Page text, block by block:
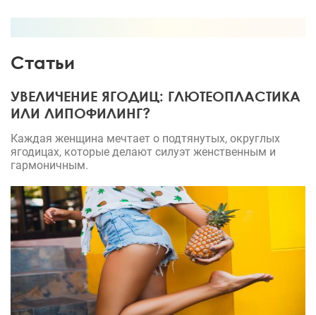
Статьи
УВЕЛИЧЕНИЕ ЯГОДИЦ: ГЛЮТЕОПЛАСТИКА
ИЛИ ЛИПОФИЛИНГ?
Каждая женщина мечтает о подтянутых, округлых
ягодицах, которые делают силуэт женственным и
гармоничным.